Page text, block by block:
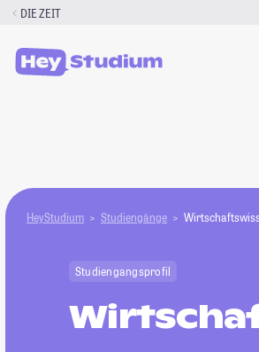
DIE ZEIT
HeyStudium Studiengänge
Studiengangsprofil